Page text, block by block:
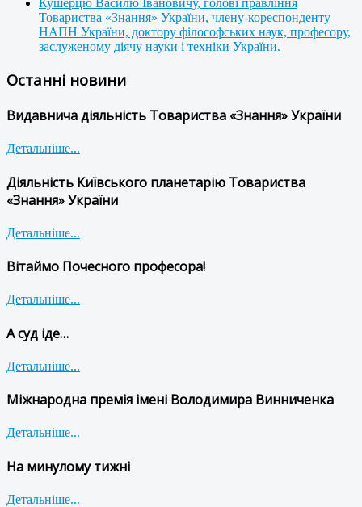
Кушерцю Василю Івановичу, голові правління
Товариства «Знання» України, члену-кореспонденту
НАПН України, доктору філософських наук, професору,
заслуженому діячу науки і техніки України.
Останні новини
Видавнича діяльність Товариства «Знання» України
Детальніше...
Діяльність Київського планетарію Товариства
«Знання» України
Детальніше...
Вітаймо Почесного професора!
Детальніше...
А суд іде…
Детальніше...
Міжнародна премія імені Володимира Винниченка
Детальніше...
На минулому тижні
Детальніше...